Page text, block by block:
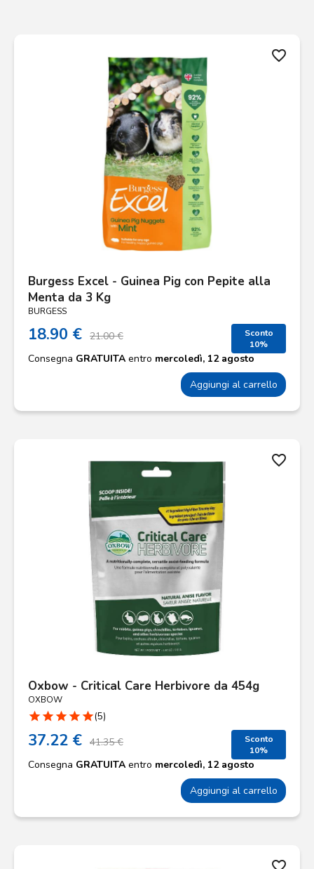
favorite_border
Burgess Excel - Guinea Pig con Pepite alla
Menta da 3 Kg
BURGESS
18.90 € 21.00 €
Sconto
10%
Consegna GRATUITA entro mercoledì, 12 agosto
Aggiungi al carrello
favorite_border
Oxbow - Critical Care Herbivore da 454g
OXBOW
star star star star star(5)
37.22 € 41.35 €
Sconto
10%
Consegna GRATUITA entro mercoledì, 12 agosto
Aggiungi al carrello